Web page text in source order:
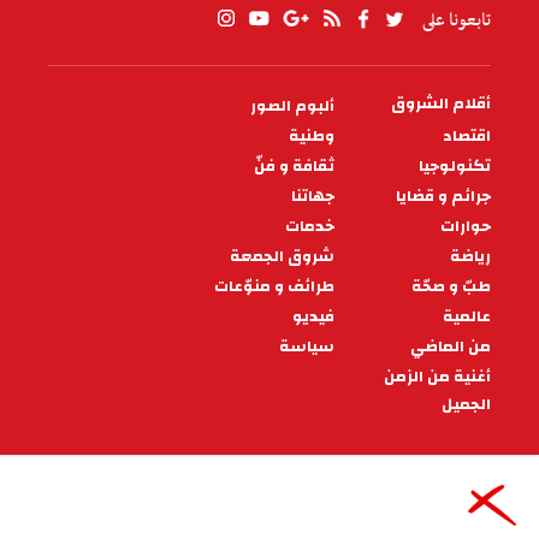
تابعونا على
PIED
DE
PAGE
أقلام الشروق
ألبوم الصور
اقتصاد
وطنية
تكنولوجيا
ثقافة و فنّ
جرائم و قضايا
جهاتنا
حوارات
خدمات
رياضة
شروق الجمعة
طبّ و صحّة
طرائف و منوّعات
عالمية
فيديو
من الماضي
سياسة
أغنية من الزمن
الجميل